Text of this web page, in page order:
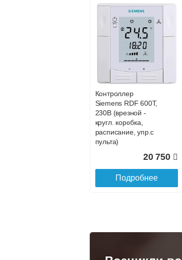
решеткой
GRILL.SGA-20-
4200 gold
88 202
Подробнее
Конвектор
ITT.080.200.1200 с
решеткой
GRILL.SGA-20-
1200 natural
Подробнее
Конвектор
Контроллер
Siemens RDF 600Т,
230В (врезной -
кругл. коробка,
расписание, упр.с
пульта)
20 750
Подробнее